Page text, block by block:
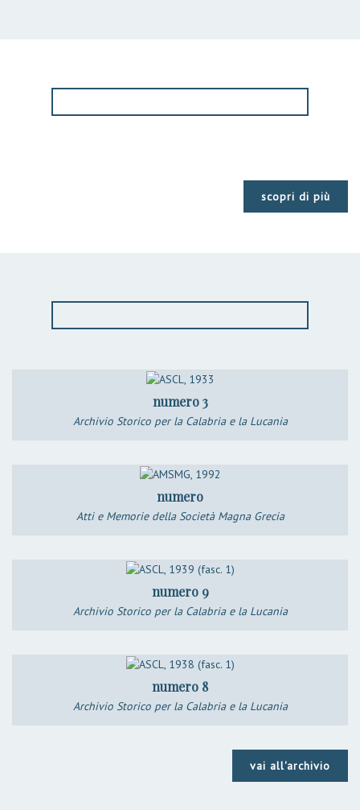
scopri di più
numero 3
Archivio Storico per la Calabria e la Lucania
numero
Atti e Memorie della Società Magna Grecia
numero 9
Archivio Storico per la Calabria e la Lucania
numero 8
Archivio Storico per la Calabria e la Lucania
vai all'archivio